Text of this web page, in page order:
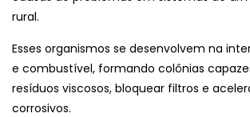
rural.
Esses organismos se desenvolvem na
e combustível, formando colônias
resíduos viscosos, bloquear filtros e
corrosivos.